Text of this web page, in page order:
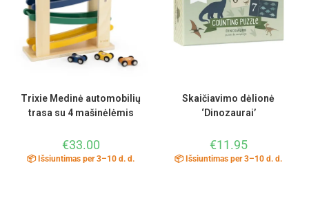
Trixie Medinė automobilių
trasa su 4 mašinėlėmis
€33.00
📦 Išsiuntimas per 3–10 d. d.
Skaičiavimo dėlionė
‘Dinozaurai’
€11.95
📦 Išsiuntimas per 3–10 d. d.